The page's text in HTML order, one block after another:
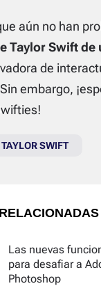
aún no han
Taylor Swift
de
embargo,
TAYLOR SWIFT
Las nuevas
para desafiar a
Photoshop